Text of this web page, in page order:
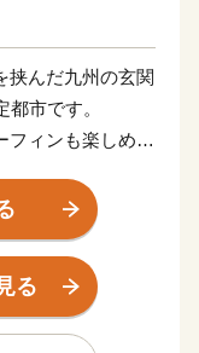
挟んだ九州の玄関
市です。
フィンも楽しめる
都市です。
肉うどん・辛子
、黒毛和牛・ウ
豊富に揃えてい
る